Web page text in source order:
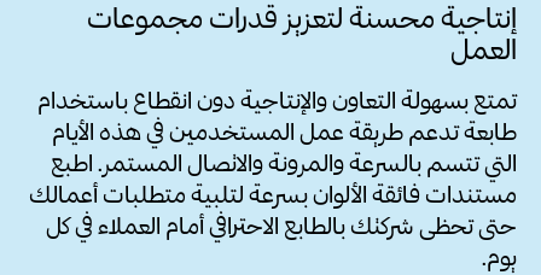
إنتاجية محسنة لتعزيز قدرات مجموعات
العمل
تمتع بسهولة التعاون والإنتاجية دون انقطاع باستخدام
طابعة تدعم طريقة عمل المستخدمين في هذه الأيام
التي تتسم بالسرعة والمرونة والاتصال المستمر. اطبع
مستندات فائقة الألوان بسرعة لتلبية متطلبات أعمالك
حتى تحظى شركتك بالطابع الاحترافي أمام العملاء في كل
يوم.